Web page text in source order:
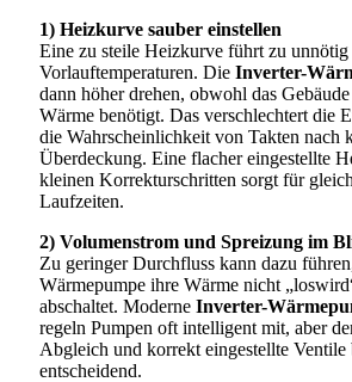
1) Heizkurve sauber einstellen
Eine zu steile Heizkurve führt zu unnötig
Vorlauftemperaturen. Die Inverter-
dann höher drehen, obwohl das
Wärme benötigt. Das verschlechtert die
die Wahrscheinlichkeit von Takten nach
Überdeckung. Eine flacher eingestellte
kleinen Korrekturschritten sorgt für
Laufzeiten.
2) Volumenstrom und Spreizung im
Zu geringer Durchfluss kann dazu
Wärmepumpe ihre Wärme nicht
abschaltet. Moderne Inverter-
regeln Pumpen oft intelligent mit, aber
Abgleich und korrekt eingestellte Ventile
entscheidend.